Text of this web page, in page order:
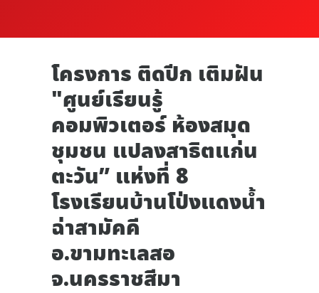
โครงการ ติดปีก เติมฝัน
"ศูนย์เรียนรู้
คอมพิวเตอร์ ห้องสมุด
ชุมชน แปลงสาธิตแก่น
ตะวัน” แห่งที่ 8
โรงเรียนบ้านโป่งแดงน้ำ
ฉ่าสามัคคี
อ.ขามทะเลสอ
จ.นครราชสีมา